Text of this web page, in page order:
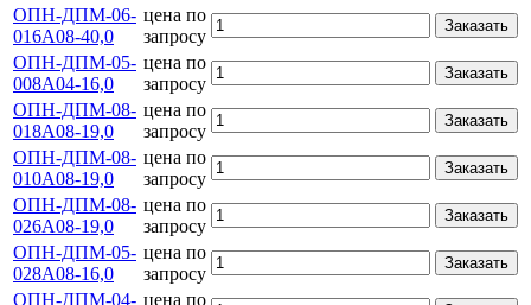
ОПН-ДПМ-06-
016А08-40,0
цена по
запросу
Заказать
ОПН-ДПМ-05-
008А04-16,0
цена по
запросу
Заказать
ОПН-ДПМ-08-
018А08-19,0
цена по
запросу
Заказать
ОПН-ДПМ-08-
010А08-19,0
цена по
запросу
Заказать
ОПН-ДПМ-08-
026А08-19,0
цена по
запросу
Заказать
ОПН-ДПМ-05-
028А08-16,0
цена по
запросу
Заказать
ОПН-ДПМ-04- цена по